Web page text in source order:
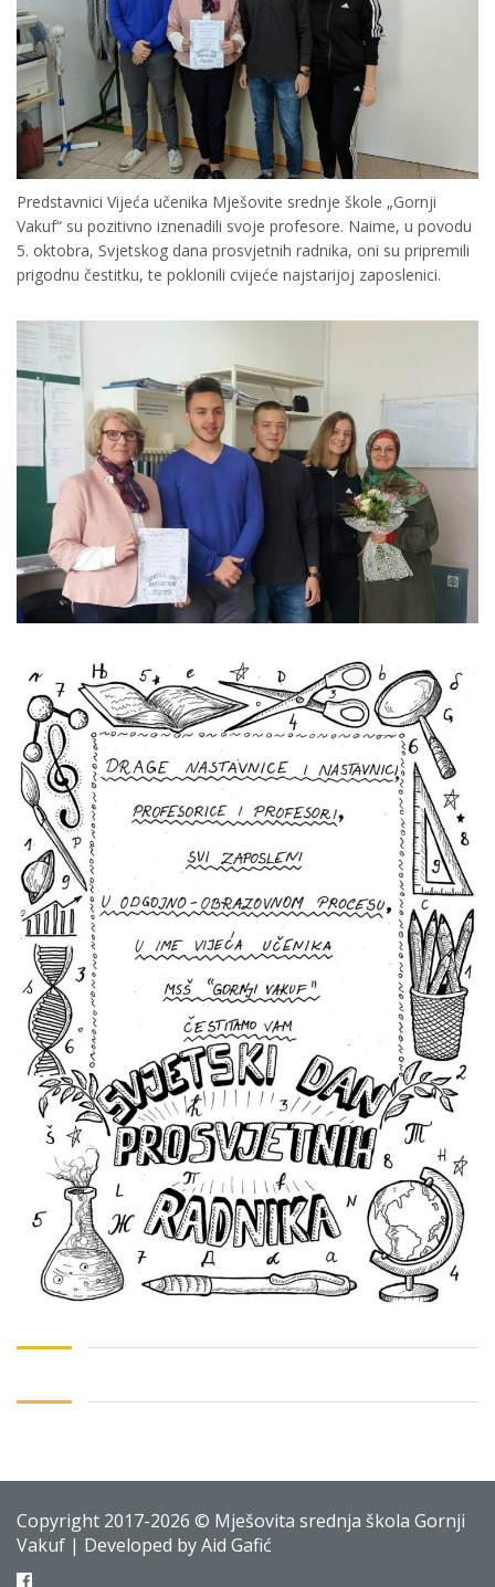
Predstavnici Vijeća učenika Mješovite srednje škole „Gornji
Vakuf“ su pozitivno iznenadili svoje profesore. Naime, u povodu
5. oktobra, Svjetskog dana prosvjetnih radnika, oni su pripremili
prigodnu čestitku, te poklonili cvijeće najstarijoj zaposlenici.
Copyright 2017-2026 © Mješovita srednja škola Gornji
Vakuf | Developed by Aid Gafić